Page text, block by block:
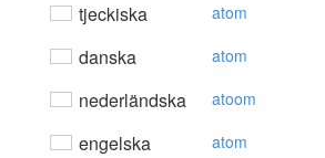
tjeckiska atom
danska atom
nederländska atoom
engelska atom